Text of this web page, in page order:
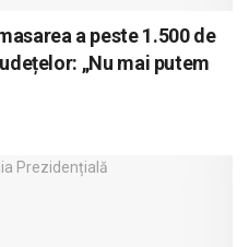
a peste 1.500 de
„Nu mai putem